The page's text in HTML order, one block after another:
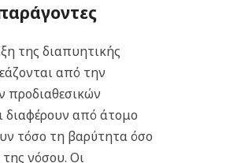
της διαπυητικής
από την
προδιαθεσικών
διαφέρουν από άτομο
τόσο τη βαρύτητα όσο
της νόσου. Οι